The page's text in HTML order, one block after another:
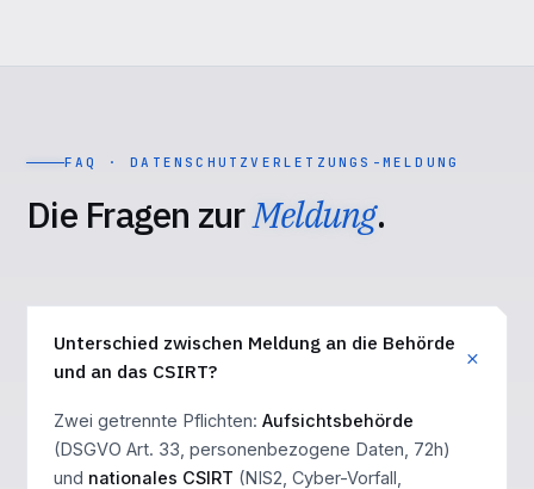
FAQ · DATENSCHUTZVERLETZUNGS-MELDUNG
Die Fragen zurMeldung.
Unterschied zwischen Meldung an die Behörde
und an das CSIRT?
Zwei getrennte Pflichten: Aufsichtsbehörde
(DSGVO Art. 33, personenbezogene Daten, 72h)
und nationales CSIRT (NIS2, Cyber-Vorfall,